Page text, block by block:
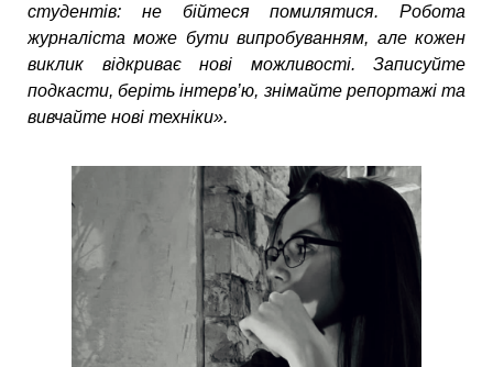
студентів: не бійтеся помилятися. Робота
журналіста може бути випробуванням, але кожен
виклик відкриває нові можливості. Записуйте
подкасти, беріть інтерв’ю, знімайте репортажі та
вивчайте нові техніки».